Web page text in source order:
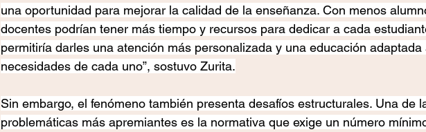
una oportunidad para mejorar la calidad de la enseñanza. Con menos
docentes podrían tener más tiempo y recursos para dedicar a cada
permitiría darles una atención más personalizada y una educación
necesidades de cada uno”, sostuvo Zurita.
Sin embargo, el fenómeno también presenta desafíos estructurales. Una de
problemáticas más apremiantes es la normativa que exige un número